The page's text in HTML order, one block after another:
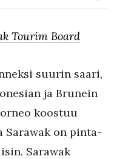
Tourim Board
suurin saari,
ja Brunein
koostuu
Sarawak on pinta-
Sarawak